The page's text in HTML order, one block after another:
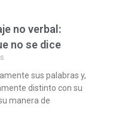
no verbal:
no se dice
sus palabras y,
distinto con su
manera de